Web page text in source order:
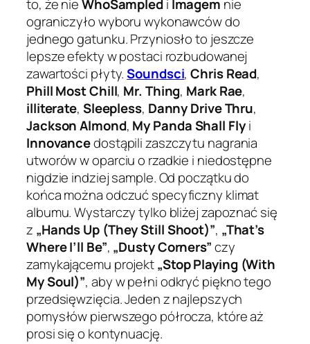
to, że nieWhoSampledi Imagem nie
ograniczyło wyboru wykonawców do
jednego gatunku. Przyniosło to jeszcze
lepsze efekty w postaci rozbudowanej
zawartości płyty.Soundsci,Chris Read,
Phill Most Chill, Mr. Thing, Mark Rae,
illiterate, Sleepless, Danny Drive Thru,
Jackson Almond, My Panda Shall Flyi
Innovancedostąpili zaszczytu nagrania
utworów w oparciu o rzadkie i niedostępne
nigdzie indziej sample. Od początku do
końca można odczuć specyficzny klimat
albumu. Wystarczy tylko bliżej zapoznać się
z „Hands Up (They Still Shoot)”, „That’s
Where I’ll Be”, „Dusty Corners”czy
zamykającemu projekt„Stop Playing (With
My Soul)”, aby w pełni odkryć piękno tego
przedsięwzięcia. Jeden z najlepszych
pomysłów pierwszego półrocza, które aż
prosi się o kontynuację.